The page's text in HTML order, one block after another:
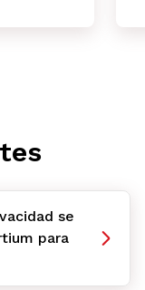
se
para